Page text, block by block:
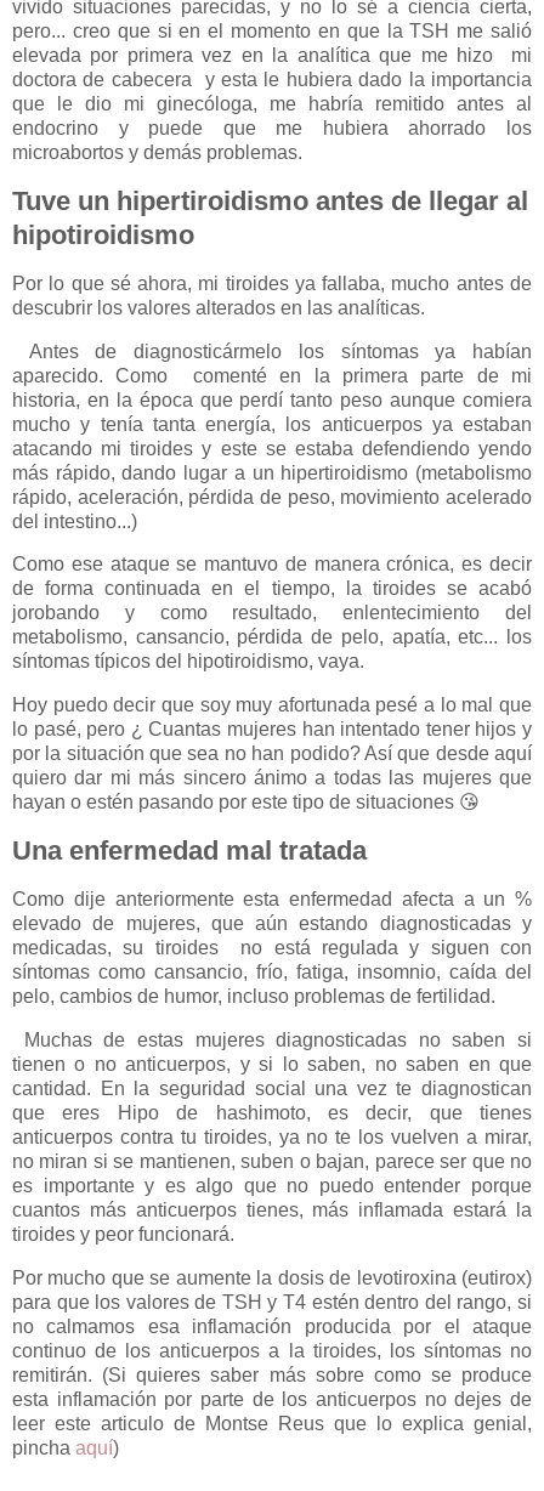
vivido situaciones parecidas, y no lo sé a ciencia cierta,
pero... creo que si en el momento en que la TSH me salió
elevada por primera vez en la analítica que me hizo mi
doctora de cabecera y esta le hubiera dado la importancia
que le dio mi ginecóloga, me habría remitido antes al
endocrino y puede que me hubiera ahorrado los
microabortos y demás problemas.
Tuve un hipertiroidismo antes de llegar al
hipotiroidismo
Por lo que sé ahora, mi tiroides ya fallaba, mucho antes de
descubrir los valores alterados en las analíticas.
Antes de diagnosticármelo los síntomas ya habían
aparecido. Como comenté en la primera parte de mi
historia, en la época que perdí tanto peso aunque comiera
mucho y tenía tanta energía, los anticuerpos ya estaban
atacando mi tiroides y este se estaba defendiendo yendo
más rápido, dando lugar a un hipertiroidismo (metabolismo
rápido, aceleración, pérdida de peso, movimiento acelerado
del intestino...)
Como ese ataque se mantuvo de manera crónica, es decir
de forma continuada en el tiempo, la tiroides se acabó
jorobando y como resultado, enlentecimiento del
metabolismo, cansancio, pérdida de pelo, apatía, etc... los
síntomas típicos del hipotiroidismo, vaya.
Hoy puedo decir que soy muy afortunada pesé a lo mal que
lo pasé, pero ¿ Cuantas mujeres han intentado tener hijos y
por la situación que sea no han podido? Así que desde aquí
quiero dar mi más sincero ánimo a todas las mujeres que
hayan o estén pasando por este tipo de situaciones 😘
Una enfermedad mal tratada
Como dije anteriormente esta enfermedad afecta a un %
elevado de mujeres, que aún estando diagnosticadas y
medicadas, su tiroides no está regulada y siguen con
síntomas como cansancio, frío, fatiga, insomnio, caída del
pelo, cambios de humor, incluso problemas de fertilidad.
Muchas de estas mujeres diagnosticadas no saben si
tienen o no anticuerpos, y si lo saben, no saben en que
cantidad. En la seguridad social una vez te diagnostican
que eres Hipo de hashimoto, es decir, que tienes
anticuerpos contra tu tiroides, ya no te los vuelven a mirar,
no miran si se mantienen, suben o bajan, parece ser que no
es importante y es algo que no puedo entender porque
cuantos más anticuerpos tienes, más inflamada estará la
tiroides y peor funcionará.
Por mucho que se aumente la dosis de levotiroxina (eutirox)
para que los valores de TSH y T4 estén dentro del rango, si
no calmamos esa inflamación producida por el ataque
continuo de los anticuerpos a la tiroides, los síntomas no
remitirán. (Si quieres saber más sobre como se produce
esta inflamación por parte de los anticuerpos no dejes de
leer este articulo de Montse Reus que lo explica genial,
pincha aquí)